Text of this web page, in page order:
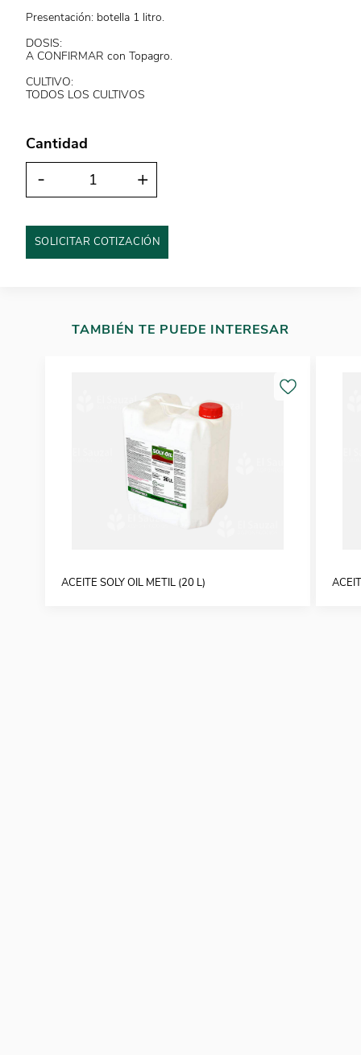
Presentación: botella 1 litro.
DOSIS:
A CONFIRMAR con Topagro.
CULTIVO:
TODOS LOS CULTIVOS
Cantidad
- +
SOLICITAR COTIZACIÓN
TAMBIÉN TE PUEDE INTERESAR
ACEITE SOLY OIL METIL (20 L)